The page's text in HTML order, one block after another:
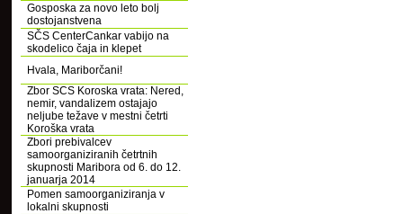
Gosposka za novo leto bolj
dostojanstvena
SČS CenterCankar vabijo na
skodelico čaja in klepet
Hvala, Mariborčani!
Zbor SCS Koroska vrata: Nered,
nemir, vandalizem ostajajo
neljube težave v mestni četrti
Koroška vrata
Zbori prebivalcev
samoorganiziranih četrtnih
skupnosti Maribora od 6. do 12.
januarja 2014
Pomen samoorganiziranja v
lokalni skupnosti